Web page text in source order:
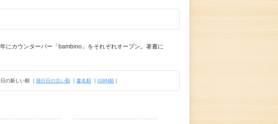
にカウンターバー「bambino」をそれぞれオープン。著書に
日の新しい順 ｜ 発行日の古い順 ｜ 書名順 ｜ ISBN順 ｜